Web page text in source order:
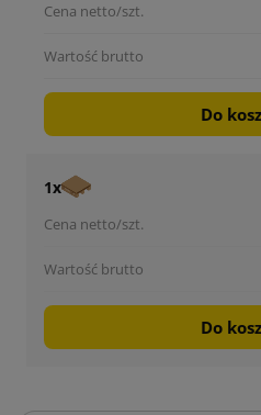
Do
1x
Do